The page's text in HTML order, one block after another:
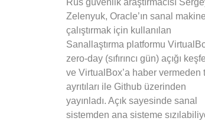
Zelenyuk, Oracle’ın sanal
çalıştırmak için kullanılan
Sanallaştırma platformu
zero-day (sıfırıncı gün) açığı
ve VirtualBox’a haber vermeden
ayrıtıları ile Github üzerinden
yayınladı. Açık sayesinde sanal
sistemden ana sisteme